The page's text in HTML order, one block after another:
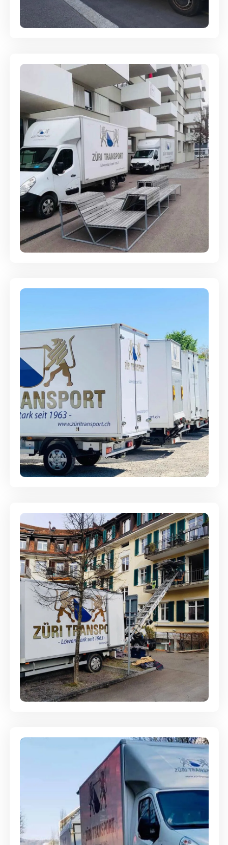
Full-Service - Für Privatumzüge
Umzugsreinigung - mit
Abgabegarantie
Möbellagerung - Alles sicher
aufbewahrt
Entsorgung & Räumung